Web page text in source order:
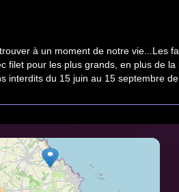
à un moment de notre vie...Les
pour les plus grands, en plus de
interdits du 15 juin au 15 septembre